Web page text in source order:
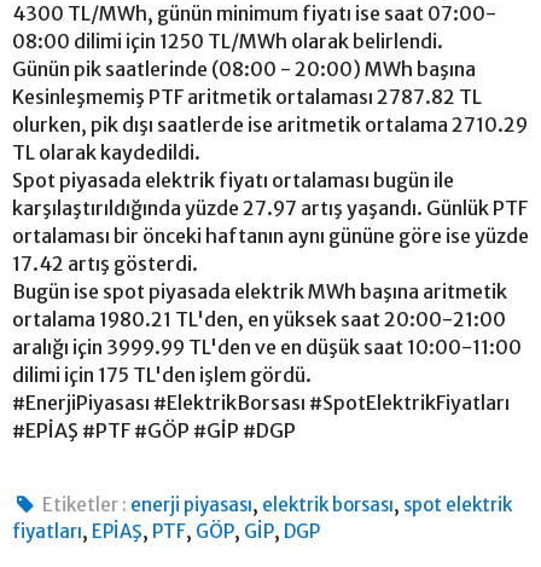
4300 TL/MWh, günün minimum fiyatı ise saat 07:00-
08:00 dilimi için 1250 TL/MWh olarak belirlendi.
Günün pik saatlerinde (08:00 - 20:00) MWh başına
Kesinleşmemiş PTF aritmetik ortalaması 2787.82 TL
olurken, pik dışı saatlerde ise aritmetik ortalama 2710.29
TL olarak kaydedildi.
Spot piyasada elektrik fiyatı ortalaması bugün ile
karşılaştırıldığında yüzde 27.97 artış yaşandı. Günlük PTF
ortalaması bir önceki haftanın aynı gününe göre ise yüzde
17.42 artış gösterdi.
Bugün ise spot piyasada elektrik MWh başına aritmetik
ortalama 1980.21 TL'den, en yüksek saat 20:00-21:00
aralığı için 3999.99 TL'den ve en düşük saat 10:00-11:00
dilimi için 175 TL'den işlem gördü.
#EnerjiPiyasası #ElektrikBorsası #SpotElektrikFiyatları
#EPİAŞ #PTF #GÖP #GİP #DGP
Etiketler : enerji piyasası, elektrik borsası, spot elektrik
fiyatları, EPİAŞ, PTF, GÖP, GİP, DGP